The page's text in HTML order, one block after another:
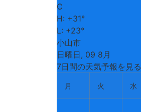
C
H: +31°
L: +23°
小山市
日曜日, 09 8月
7日間の天気予報を見る
月 火 水